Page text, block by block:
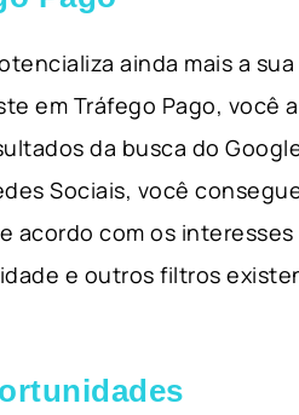
ainda mais a
em Tráfego Pago, você
da busca do
Sociais, você
acordo com os
e outros filtros